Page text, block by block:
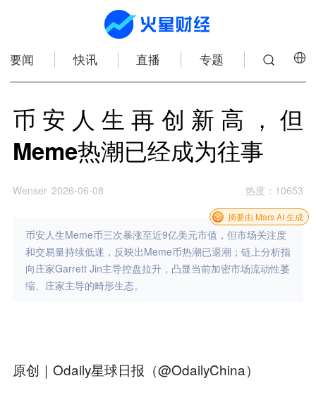
要闻 快讯 直播 专题
币安人生再创新高，但
Meme热潮已经成为往事
Wenser 2026-06-08 热度 ： 10653
币安人生Meme币三次暴涨至近9亿美元市值，但市场关注度
和交易量持续低迷，反映出Meme币热潮已退潮；链上分析指
向庄家Garrett Jin主导控盘拉升，凸显当前加密市场流动性萎
缩、庄家主导的畸形生态。
摘要由 Mars AI 生成
原创｜Odaily星球日报（@OdailyChina）